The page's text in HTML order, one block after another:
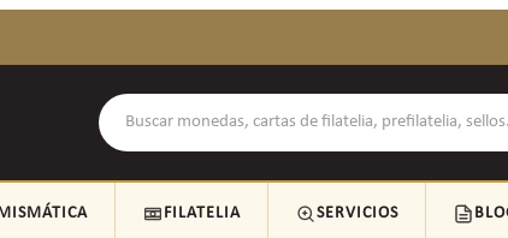
FILATELIA SERVICIOS